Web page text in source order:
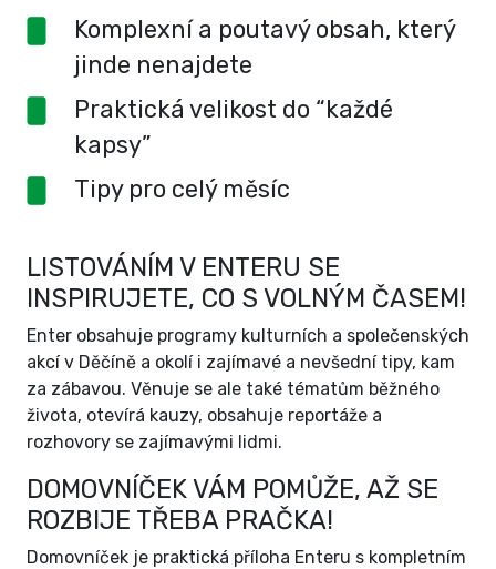
Komplexní a poutavý obsah, který
jinde nenajdete
Praktická velikost do “každé
kapsy”
Tipy pro celý měsíc
LISTOVÁNÍM V ENTERU SE
INSPIRUJETE, CO S VOLNÝM ČASEM!
Enter obsahuje programy kulturních a společenských
akcí v Děčíně a okolí i zajímavé a nevšední tipy, kam
za zábavou. Věnuje se ale také tématům běžného
života, otevírá kauzy, obsahuje reportáže a
rozhovory se zajímavými lidmi.
DOMOVNÍČEK VÁM POMŮŽE, AŽ SE
ROZBIJE TŘEBA PRAČKA!
Domovníček je praktická příloha Enteru s kompletním